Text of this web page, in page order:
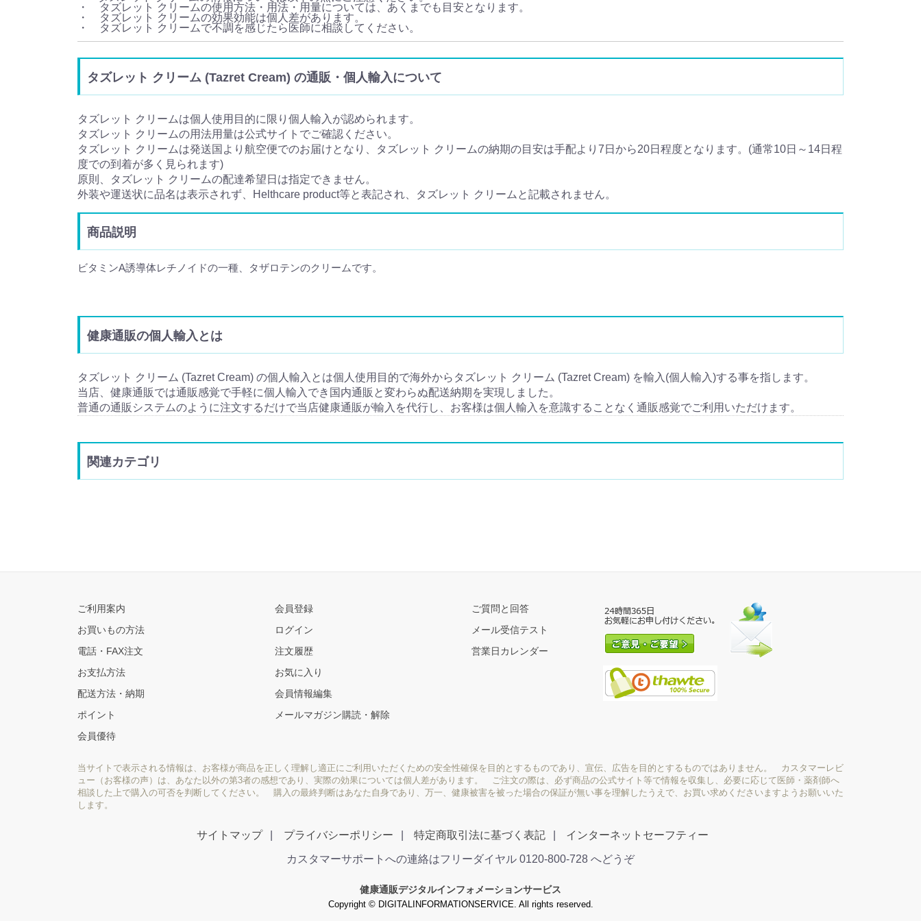
・ タズレット クリームの使用方法・用法・用量については、あくまでも目安となります。
・ タズレット クリームの効果効能は個人差があります。
・ タズレット クリームで不調を感じたら医師に相談してください。
タズレット クリーム (Tazret Cream) の通販・個人輸入について
タズレット クリームは個人使用目的に限り個人輸入が認められます。
タズレット クリームの用法用量は公式サイトでご確認ください。
タズレット クリームは発送国より航空便でのお届けとなり、タズレット クリームの納期の目安は手配より7日から20日程度となります。(通常10日～14日程
度での到着が多く見られます)
原則、タズレット クリームの配達希望日は指定できません。
外装や運送状に品名は表示されず、Helthcare product等と表記され、タズレット クリームと記載されません。
商品説明
ビタミンA誘導体レチノイドの一種、タザロテンのクリームです。
健康通販の個人輸入とは
タズレット クリーム (Tazret Cream) の個人輸入とは個人使用目的で海外からタズレット クリーム (Tazret Cream) を輸入(個人輸入)する事を指します。
当店、健康通販では通販感覚で手軽に個人輸入でき国内通販と変わらぬ配送納期を実現しました。
普通の通販システムのように注文するだけで当店健康通販が輸入を代行し、お客様は個人輸入を意識することなく通販感覚でご利用いただけます。
関連カテゴリ
ご利用案内
お買いもの方法
電話・FAX注文
お支払方法
配送方法・納期
ポイント
会員優待
会員登録
ログイン
注文履歴
お気に入り
会員情報編集
メールマガジン購読・解除
ご質問と回答
メール受信テスト
営業日カレンダー
当サイトで表示される情報は、お客様が商品を正しく理解し適正にご利用いただくための安全性確保を目的とするものであり、宣伝、広告を目的とするものではありません。 カスタマーレビ
ュー（お客様の声）は、あなた以外の第3者の感想であり、実際の効果については個人差があります。 ご注文の際は、必ず商品の公式サイト等で情報を収集し、必要に応じて医師・薬剤師へ
相談した上で購入の可否を判断してください。 購入の最終判断はあなた自身であり、万一、健康被害を被った場合の保証が無い事を理解したうえで、お買い求めくださいますようお願いいた
します。
サイトマップ プライバシーポリシー 特定商取引法に基づく表記 インターネットセーフティー
カスタマーサポートへの連絡はフリーダイヤル 0120-800-728 へどうぞ
健康通販デジタルインフォメーションサービス
Copyright © DIGITALINFORMATIONSERVICE. All rights reserved.